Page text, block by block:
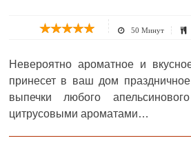
50 Минут
Невероятно ароматное и
принесет в ваш дом
выпечки любого
цитрусовыми ароматами…